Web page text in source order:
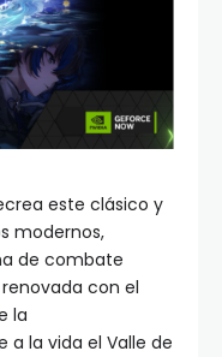
este clásico y
modernos,
de combate
con el
la
a la vida el Valle de